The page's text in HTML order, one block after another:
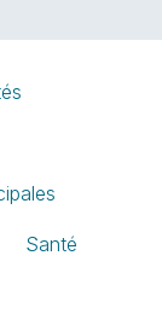
Santé